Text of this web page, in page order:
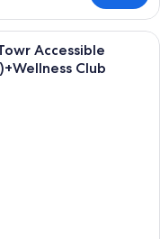
hotellrum med en stor
Accessible
Club